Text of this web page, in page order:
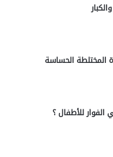
للأطفال ؟